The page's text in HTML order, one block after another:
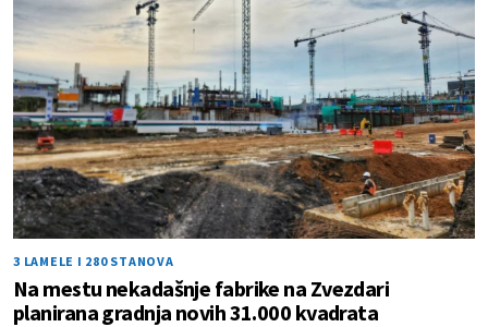
3 LAMELE I 280 STANOVA
Na mestu nekadašnje fabrike na Zvezdari
planirana gradnja novih 31.000 kvadrata